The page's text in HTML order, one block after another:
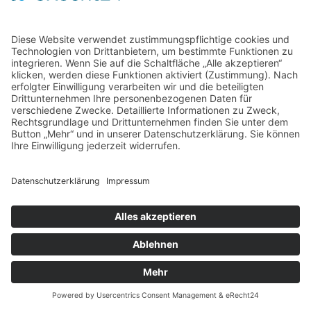
Home Kontakt
AGB
Datenschutzerklärung
Impressum